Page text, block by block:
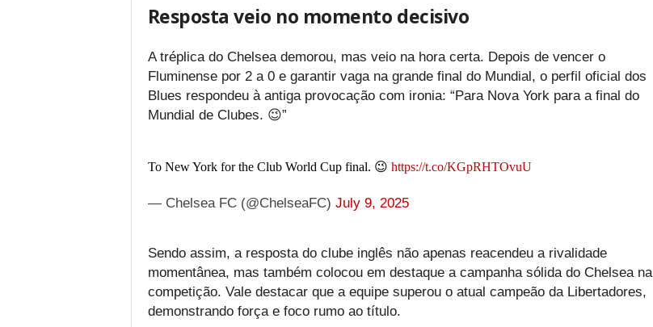
Resposta veio no momento decisivo
A tréplica do Chelsea demorou, mas veio na hora certa. Depois de vencer o
Fluminense por 2 a 0 e garantir vaga na grande final do Mundial, o perfil oficial dos
Blues respondeu à antiga provocação com ironia: “Para Nova York para a final do
Mundial de Clubes. 😉”
To New York for the Club World Cup final. 😉 https://t.co/KGpRHTOvuU
— Chelsea FC (@ChelseaFC) July 9, 2025
Sendo assim, a resposta do clube inglês não apenas reacendeu a rivalidade
momentânea, mas também colocou em destaque a campanha sólida do Chelsea na
competição. Vale destacar que a equipe superou o atual campeão da Libertadores,
demonstrando força e foco rumo ao título.